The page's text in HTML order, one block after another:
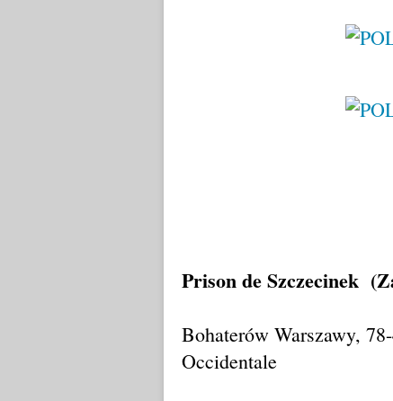
Prison de Szczecinek
Bohaterów Warszawy,
Occidentale